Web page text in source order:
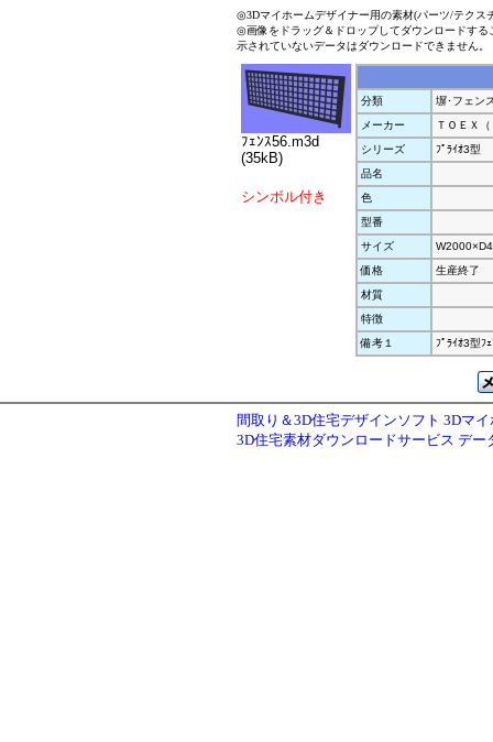
◎3Dマイホームデザイナー用の素材(パーツ/テクス
◎画像をドラッグ＆ドロップしてダウンロードす
示されていないデータはダウンロードできません。
ﾌｪﾝｽ56.m3d
(35kB)
シンボル付き
分類
塀･フェン
メーカー
ＴＯＥＸ
シリーズ
ﾌﾟﾗｲｵ3型
品名
色
型番
サイズ
価格
生産終了
材質
特徴
備考１
ﾌﾟﾗｲｵ3型ﾌ
間取り＆3D住宅デザインソフト 3Dマ
3D住宅素材ダウンロードサービス デー